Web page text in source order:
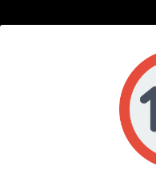
FORMATO DE
DE SUS
Envasado en un frasco de
su dosis según sus
3mg o dos para alcanzar los